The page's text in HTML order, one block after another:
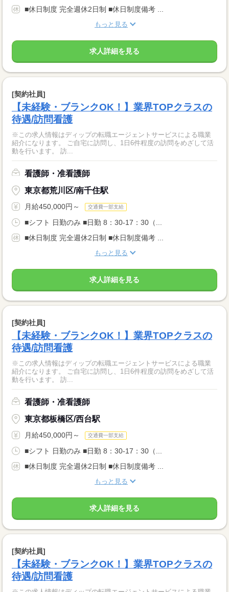
■休日制度 完全週休2日制 ■休日制度備考 ...
もっと見る
求人詳細を見る
[契約社員]
【未経験・ブランクOK！】業界TOPクラスの
待遇/訪問看護
※この求人情報はディップの転職エージェントサービスによる職業
紹介になります。 ご自宅に訪問し、1日6件程度の訪問をめざして活
動を行います。 訪...
看護師・准看護師
東京都荒川区/南千住駅
月給450,000円～ 交通費一部支給
■シフト 日勤のみ ■日勤 8：30-17：30（...
■休日制度 完全週休2日制 ■休日制度備考 ...
もっと見る
求人詳細を見る
[契約社員]
【未経験・ブランクOK！】業界TOPクラスの
待遇/訪問看護
※この求人情報はディップの転職エージェントサービスによる職業
紹介になります。 ご自宅に訪問し、1日6件程度の訪問をめざして活
動を行います。 訪...
看護師・准看護師
東京都板橋区/西台駅
月給450,000円～ 交通費一部支給
■シフト 日勤のみ ■日勤 8：30-17：30（...
■休日制度 完全週休2日制 ■休日制度備考 ...
もっと見る
求人詳細を見る
[契約社員]
【未経験・ブランクOK！】業界TOPクラスの
待遇/訪問看護